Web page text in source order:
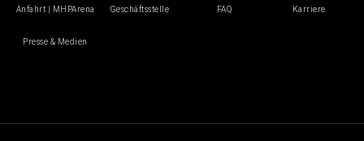
Anfahrt | MHPArena Geschäftsstelle FAQ Karriere
Presse & Medien